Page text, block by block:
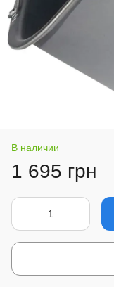
В наличии
1 695 грн